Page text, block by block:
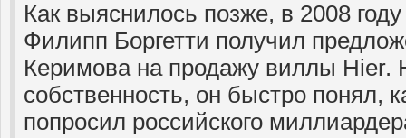
Как выяснилось позже, в 2008
Филипп Боргетти получил
Керимова на продажу виллы Hier.
собственность, он быстро понял,
попросил российского